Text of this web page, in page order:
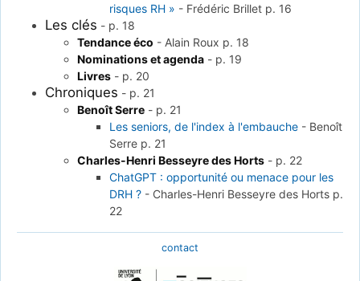
risques RH » - Frédéric Brillet p. 16
Les clés - p. 18
Tendance éco - Alain Roux p. 18
Nominations et agenda - p. 19
Livres - p. 20
Chroniques - p. 21
Benoît Serre - p. 21
Les seniors, de l'index à l'embauche - Benoît
Serre p. 21
Charles-Henri Besseyre des Horts - p. 22
ChatGPT : opportunité ou menace pour les
DRH ? - Charles-Henri Besseyre des Horts p.
22
contact